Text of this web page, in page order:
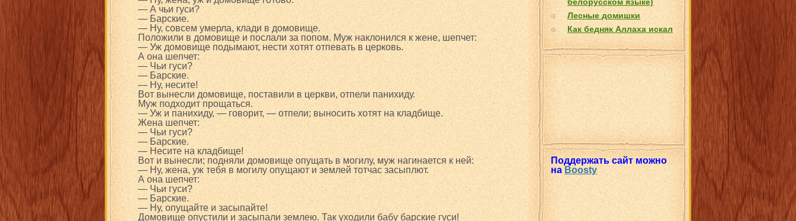
Лесные домишки
Как бедняк Аллаха искал
Поддержать сайт можно
наBoosty
— А чьи гуси?
— Барские.
— Ну, совсем умерла, клади в домовище.
Положили в домовище и послали за попом. Муж наклонился к жене, шепчет:
— Уж домовище подымают, нести хотят отпевать в церковь.
А она шепчет:
— Чьи гуси?
— Барские.
— Ну, несите!
Вот вынесли домовище, поставили в церкви, отпели панихиду.
Муж подходит прощаться.
— Уж и панихиду, — говорит, — отпели; выносить хотят на кладбище.
Жена шепчет:
— Чьи гуси?
— Барские.
— Несите на кладбище!
Вот и вынесли; подняли домовище опущать в могилу, муж нагинается к ней:
— Ну, жена, уж тебя в могилу опущают и землей тотчас засыплют.
А она шепчет:
— Чьи гуси?
— Барские.
— Ну, опущайте и засыпайте!
Домовище опустили и засыпали землею. Так уходили бабу барские гуси!